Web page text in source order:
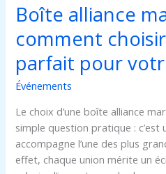
Boîte alliance
comment
parfait pour
Événements
Le choix d’une boîte alliance
simple question pratique : c’est
accompagne l’une des plus
effet, chaque union mérite un
union